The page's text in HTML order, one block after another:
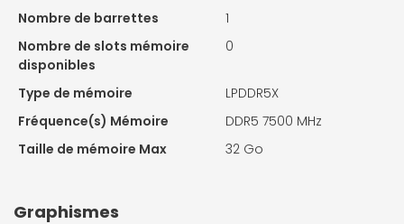
Nombre de barrettes
1
Nombre de slots mémoire
disponibles
0
Type de mémoire
LPDDR5X
Fréquence(s) Mémoire
DDR5 7500 MHz
Taille de mémoire Max
32 Go
Graphismes